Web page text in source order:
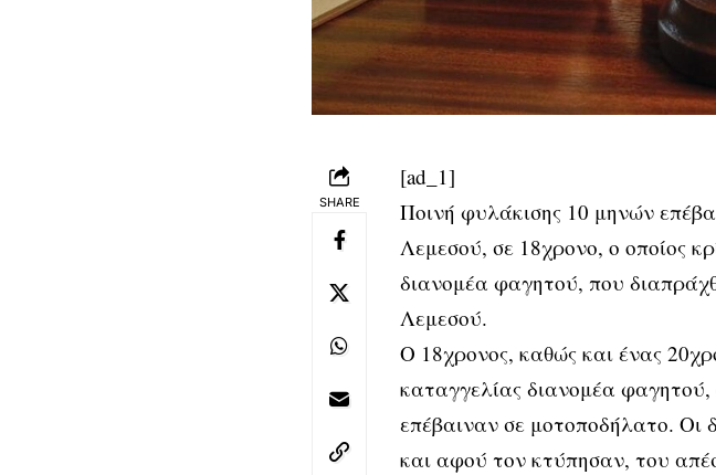
SHARE
[ad_1]
Ποινή φυλάκισης 10 μηνών
Λεμεσού, σε 18χρονο, ο οποίος
διανομέα φαγητού, που
Λεμεσού.
Ο 18χρονος, καθώς και ένας
καταγγελίας διανομέα
επέβαιναν σε μοτοποδήλατο. Οι
και αφού τον κτύπησαν, του